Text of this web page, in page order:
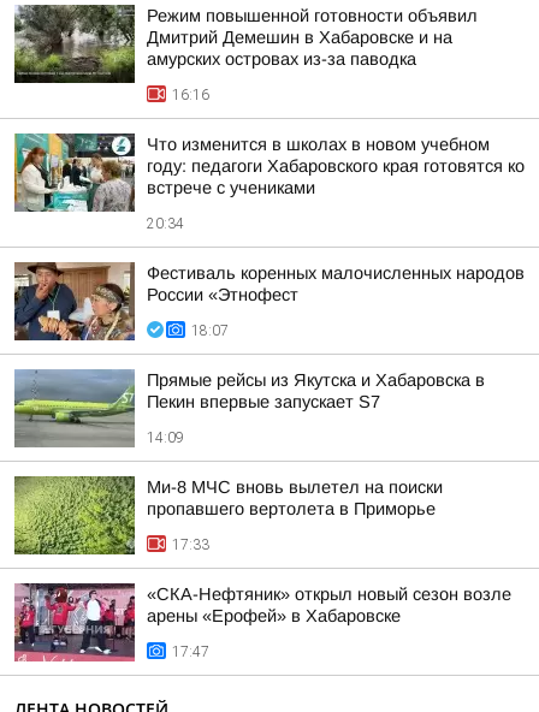
Режим повышенной готовности объявил
Дмитрий Демешин в Хабаровске и на
амурских островах из-за паводка
16:16
Что изменится в школах в новом учебном
году: педагоги Хабаровского края готовятся ко
встрече с учениками
20:34
Фестиваль коренных малочисленных народов
России «Этнофест
18:07
Прямые рейсы из Якутска и Хабаровска в
Пекин впервые запускает S7
14:09
Ми-8 МЧС вновь вылетел на поиски
пропавшего вертолета в Приморье
17:33
«СКА-Нефтяник» открыл новый сезон возле
арены «Ерофей» в Хабаровске
17:47